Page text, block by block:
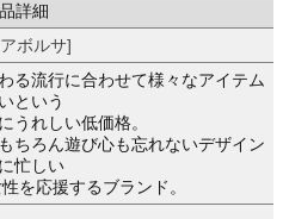
詳細
ボルサ]
る流行に合わせて様々なアイテム
という
うれしい低価格。
ちろん遊び心も忘れないデザイン
忙しい
を応援するブランド。